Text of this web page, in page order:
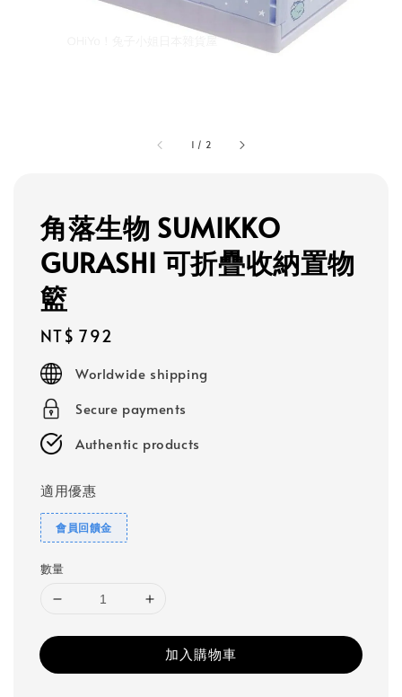
1 / 2
角落生物 SUMIKKO
GURASHI 可折疊收納置物
籃
Regular
price
NT$ 792
Worldwide shipping
Secure payments
Authentic products
適用優惠
會員回饋金
數量
加入購物車